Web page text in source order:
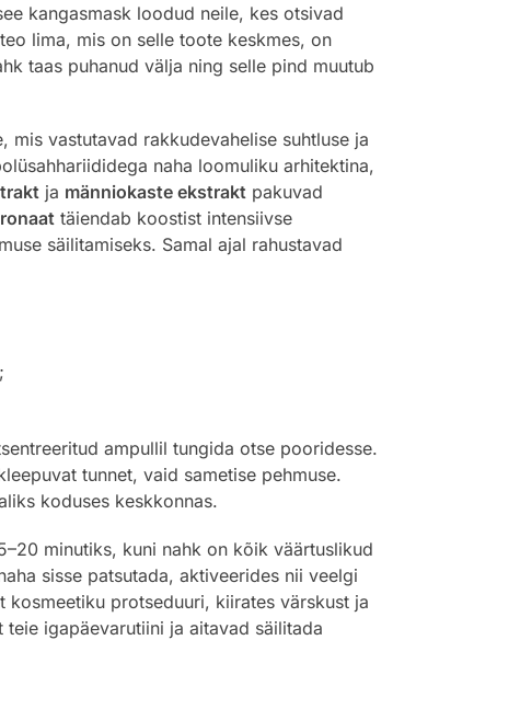
kangasmask loodud neile, kes otsivad
lima, mis on selle toote keskmes, on
taas puhanud välja ning selle pind muutub
vastutavad rakkudevahelise suhtluse ja
naha loomuliku arhitektina,
ja männiokaste ekstraktpakuvad
täiendab koostist intensiivse
säilitamiseks. Samal ajal rahustavad
ampullil tungida otse pooridesse.
tunnet, vaid sametise pehmuse.
koduses keskkonnas.
minutiks, kuni nahk on kõik väärtuslikud
sisse patsutada, aktiveerides nii veelgi
kosmeetiku protseduuri, kiirates värskust ja
igapäevarutiini ja aitavad säilitada